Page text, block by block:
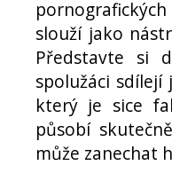
slouží jako
Představte si
spolužáci
který je sice
působí
může zanechat